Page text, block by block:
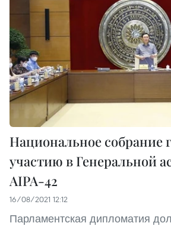
Национальное собрание
участию в Генеральной
AIPA-42
16/08/2021 12:12
Парламентская дипломатия